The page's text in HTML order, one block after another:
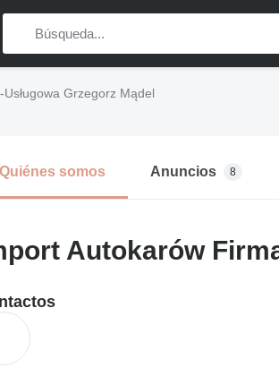
Grzegorz Mądel
Quiénes somos Anuncios 8
Autokarów